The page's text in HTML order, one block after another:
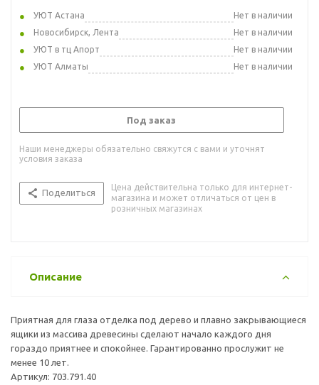
УЮТ Астана
Нет в наличии
Новосибирск, Лента
Нет в наличии
УЮТ в тц Апорт
Нет в наличии
УЮТ Алматы
Нет в наличии
Под заказ
Наши менеджеры обязательно свяжутся с вами и уточнят
условия заказа
Поделиться
Цена действительна только для интернет-
магазина и может отличаться от цен в
розничных магазинах
Описание
Приятная для глаза отделка под дерево и плавно закрывающиеся
ящики из массива древесины сделают начало каждого дня
гораздо приятнее и спокойнее. Гарантированно прослужит не
менее 10 лет.
Артикул: 703.791.40